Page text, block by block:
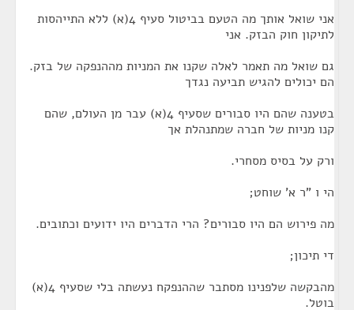
אני שואל אותך מה הטעם בביטול סעיף 4(א) ללא התייהסות
לתיקון חוק הבזק. אני
גם שואל מה תאמר לאלה שקנו את המניות מההנפקה של בזק.
הם יכולים להגיש תביעה נגדך
בטענה שהם היו סבורים שסעיף 4(א) עבר מן העולם, שהם
קנו מניות של חברה שמתנהלת אך
ורק על בסיס מסחרי.
הי ו "ר א' שוחט;
מה פירוש הם היו סבורים? הרי הדברים היו ידועים וכתובים.
די תיכון;
מהבקשה שלפנינו מסתבר שההנפקח נעשתה בלי שסעיף 4(א)
בוטל.